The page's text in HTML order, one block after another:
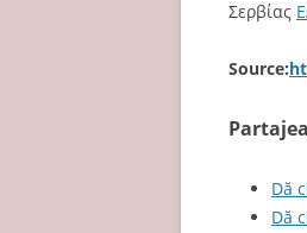
Σερβίας
Source:
Dă
Dă